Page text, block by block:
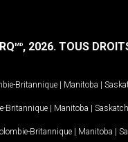
MD, 2026. TOUS
Britannique | Manitoba |
Britannique | Manitoba |
Britannique | Manitoba |